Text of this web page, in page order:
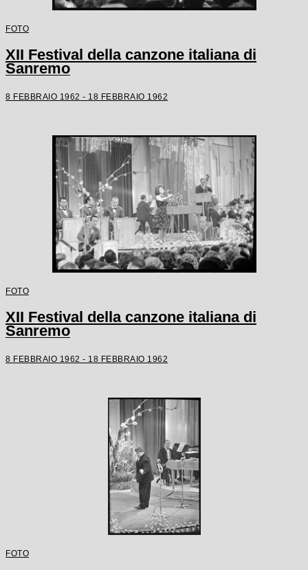
FOTO
XII Festival della canzone italiana di
Sanremo
8 FEBBRAIO 1962 - 18 FEBBRAIO 1962
FOTO
XII Festival della canzone italiana di
Sanremo
8 FEBBRAIO 1962 - 18 FEBBRAIO 1962
FOTO